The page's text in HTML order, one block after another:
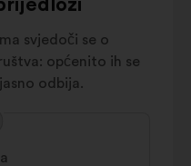
svjedoči se o
općenito ih se
odbija.
kojima se
analiza naših
kolačići kojima